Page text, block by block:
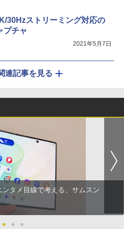
30Hzストリーミング対応の
プチャ
2021年5月7日
連記事を見る
タメ目線で考える、サムスン
● ● ●